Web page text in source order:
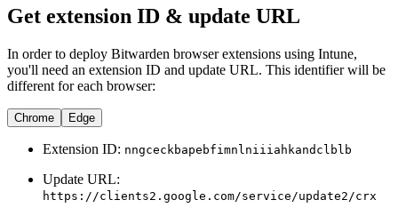
Get extension ID & update URL
In order to deploy Bitwarden browser extensions using Intune,
you'll need an extension ID and update URL. This identifier will be
different for each browser:
Chrome Edge
Extension ID: nngceckbapebfimnlniiiahkandclblb
Update URL:
https://clients2.google.com/service/update2/crx